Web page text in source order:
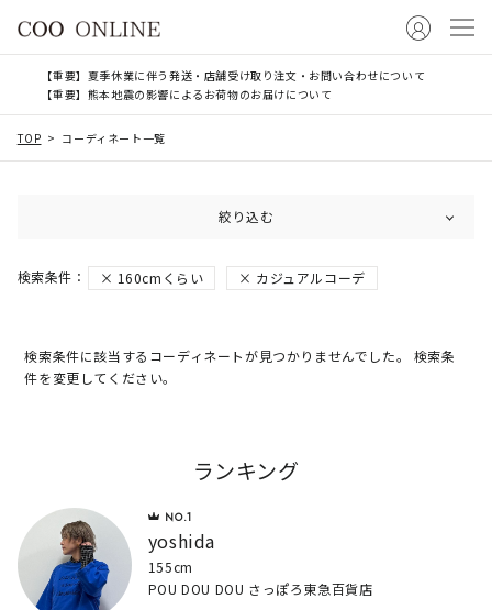
【重要】夏季休業に伴う発送・店舗受け取り注文・お問い合わせについて
【重要】熊本地震の影響によるお荷物のお届けについて
TOP コーディネート一覧
絞り込む
160cmくらい カジュアルコーデ
検索条件に該当するコーディネートが見つかりませんでした。 検索条
件を変更してください。
ランキング
yoshida
155cm
POU DOU DOU さっぽろ東急百貨店